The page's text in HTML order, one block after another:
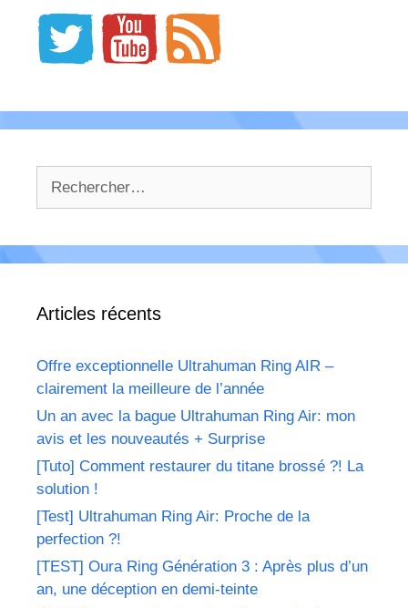
Articles récents
Offre exceptionnelle Ultrahuman Ring AIR –
clairement la meilleure de l’année
Un an avec la bague Ultrahuman Ring Air: mon
avis et les nouveautés + Surprise
[Tuto] Comment restaurer du titane brossé ?! La
solution !
[Test] Ultrahuman Ring Air: Proche de la
perfection ?!
[TEST] Oura Ring Génération 3 : Après plus d’un
an, une déception en demi-teinte